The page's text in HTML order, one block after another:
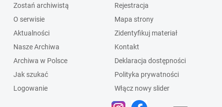
Zostań archiwistą
O serwisie
Aktualności
Nasze Archiwa
Archiwa w Polsce
Jak szukać
Logowanie
Rejestracja
Mapa strony
Zidentyfikuj materiał
Kontakt
Deklaracja dostępności
Polityka prywatności
Włącz nowy slider